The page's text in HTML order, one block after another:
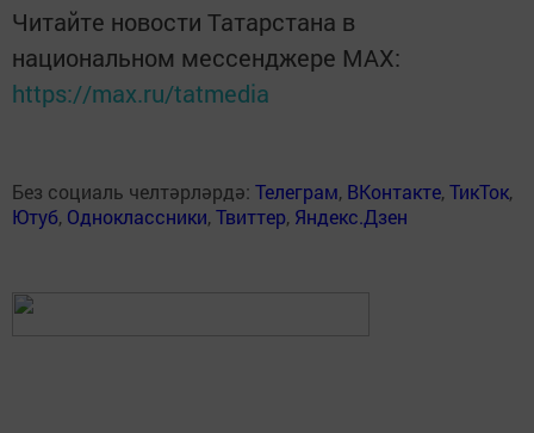
Читайте новости Татарстана в
национальном мессенджере MАХ:
https://max.ru/tatmedia
Без социаль челтәрләрдә: Телеграм, ВКонтакте,ТикТок,
Ютуб, Одноклассники,Твиттер, Яндекс.Дзен